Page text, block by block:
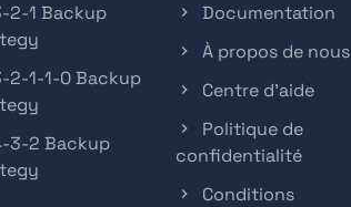
2-1 Backup
2-1-1-0 Backup
3-2 Backup
Documentation
À propos de nous
Centre d'aide
Politique de
confidentialité
Conditions